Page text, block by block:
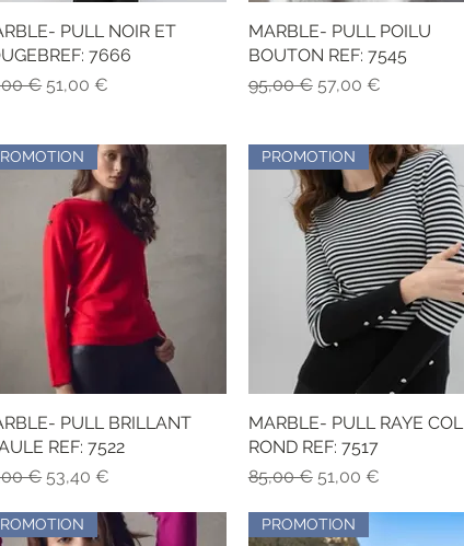
Vista rápida
PULL NOIR ET
7666
€ Precio de oferta
51,00 €
Vista rápida
MARBLE- PULL POILU
BOUTON REF: 7545
Precio
95,00 € Precio de oferta
57,00 €
Vista rápida
PULL BRILLANT
REF: 7522
€ Precio de oferta
53,40 €
Vista rápida
PROMOTION
MARBLE- PULL RAYE COL
ROND REF: 7517
Precio
85,00 € Precio de oferta
51,00 €
PROMOTION